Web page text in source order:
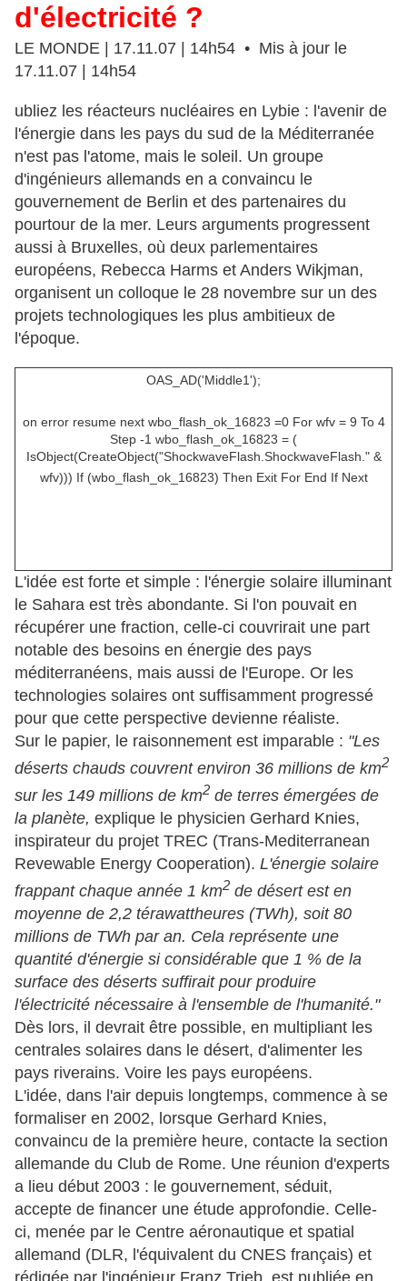
d'électricité ?
LE MONDE | 17.11.07 | 14h54 • Mis à jour le
17.11.07 | 14h54
ubliez les réacteurs nucléaires en Lybie : l'avenir de
l'énergie dans les pays du sud de la Méditerranée
n'est pas l'atome, mais le soleil. Un groupe
d'ingénieurs allemands en a convaincu le
gouvernement de Berlin et des partenaires du
pourtour de la mer. Leurs arguments progressent
aussi à Bruxelles, où deux parlementaires
européens, Rebecca Harms et Anders Wikjman,
organisent un colloque le 28 novembre sur un des
projets technologiques les plus ambitieux de
l'époque.
OAS_AD('Middle1');
on error resume next wbo_flash_ok_16823 =0 For wfv = 9 To 4
Step -1 wbo_flash_ok_16823 = (
IsObject(CreateObject("ShockwaveFlash.ShockwaveFlash." &
wfv))) If (wbo_flash_ok_16823) Then Exit For End If Next
L'idée est forte et simple : l'énergie solaire illuminant
le Sahara est très abondante. Si l'on pouvait en
récupérer une fraction, celle-ci couvrirait une part
notable des besoins en énergie des pays
méditerranéens, mais aussi de l'Europe. Or les
technologies solaires ont suffisamment progressé
pour que cette perspective devienne réaliste.
Sur le papier, le raisonnement est imparable : "Les
déserts chauds couvrent environ 36 millions de km2
sur les 149 millions de km2 de terres émergées de
la planète, explique le physicien Gerhard Knies,
inspirateur du projet TREC (Trans-Mediterranean
Revewable Energy Cooperation). L'énergie solaire
frappant chaque année 1 km2 de désert est en
moyenne de 2,2 térawattheures (TWh), soit 80
millions de TWh par an. Cela représente une
quantité d'énergie si considérable que 1 % de la
surface des déserts suffirait pour produire
l'électricité nécessaire à l'ensemble de l'humanité."
Dès lors, il devrait être possible, en multipliant les
centrales solaires dans le désert, d'alimenter les
pays riverains. Voire les pays européens.
L'idée, dans l'air depuis longtemps, commence à se
formaliser en 2002, lorsque Gerhard Knies,
convaincu de la première heure, contacte la section
allemande du Club de Rome. Une réunion d'experts
a lieu début 2003 : le gouvernement, séduit,
accepte de financer une étude approfondie. Celle-
ci, menée par le Centre aéronautique et spatial
allemand (DLR, l'équivalent du CNES français) et